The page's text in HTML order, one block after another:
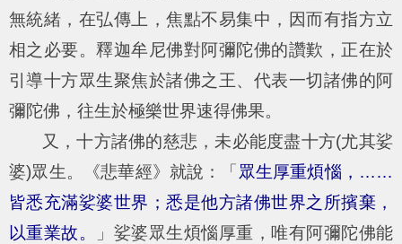
無統緒，在弘傳上，焦點不易集中，因而有指方立
相之必要。釋迦牟尼佛對阿彌陀佛的讚歎，正在於
引導十方眾生聚焦於諸佛之王、代表一切諸佛的阿
彌陀佛，往生於極樂世界速得佛果。
又，十方諸佛的慈悲，未必能度盡十方(尤其娑
婆)眾生。《悲華經》就說：「 眾生厚重煩惱，……
皆悉充滿娑婆世界；悉是他方諸佛世界之所擯棄，
以重業故。
」娑婆眾生煩惱厚重，唯有阿彌陀佛能